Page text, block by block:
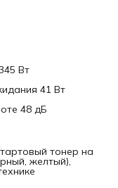
Вт
41 Вт
48 дБ
тонер на
желтый),